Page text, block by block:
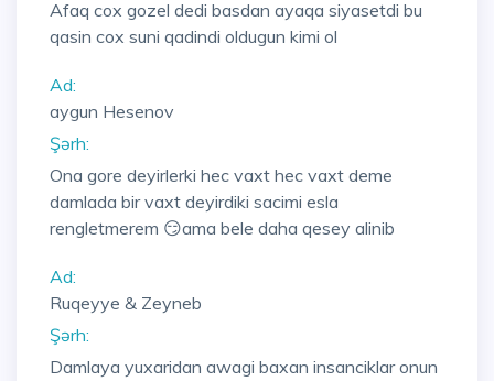
Afaq cox gozel dedi basdan ayaqa siyasetdi bu
qasin cox suni qadindi oldugun kimi ol
Ad:
aygun Hesenov
Şərh:
Ona gore deyirlerki hec vaxt hec vaxt deme
damlada bir vaxt deyirdiki sacimi esla
rengletmerem 😏ama bele daha qesey alinib
Ad:
Ruqeyye & Zeyneb
Şərh:
Damlaya yuxaridan awagi baxan insanciklar onun